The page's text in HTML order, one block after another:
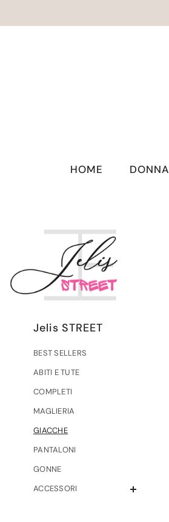
HOME DONNA
Jelis STREET
BEST SELLERS
ABITI E TUTE
COMPLETI
MAGLIERIA
GIACCHE
PANTALONI
GONNE
ACCESSORI